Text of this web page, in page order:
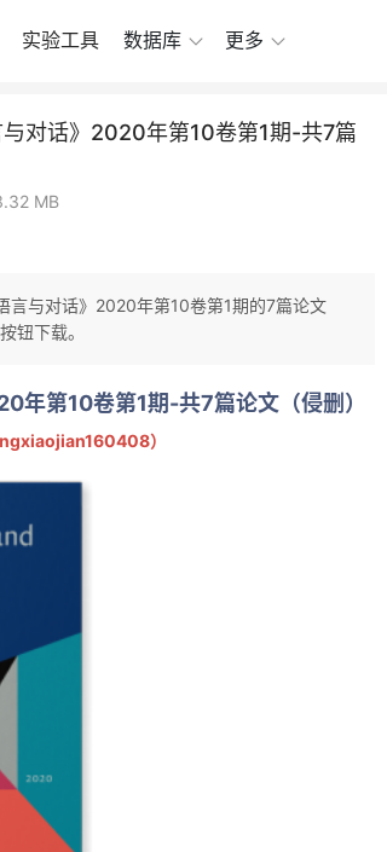
实验工具 数据库 更多
对话》2020年第10卷第1期-共7篇
MB
与对话》2020年第10卷第1期的7篇论文
钮下载。
第10卷第1期-共7篇论文（侵删）
）